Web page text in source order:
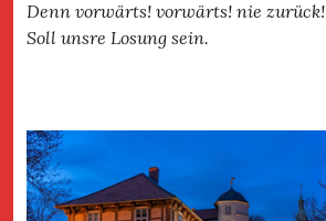
Denn vorwärts! vorwärts! nie zurück!
Soll unsre Losung sein.